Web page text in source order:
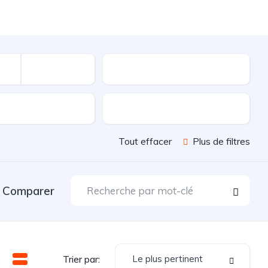
Tout effacer Plus de filtres
Comparer
Trier par: Le plus pertinent